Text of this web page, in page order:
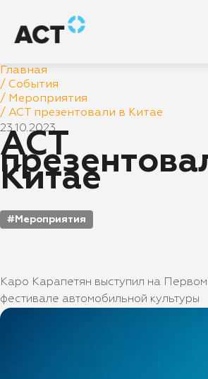
Главная
/ События
/ Мероприятия
/ АСТ презентовали в Китае
23.10.2023
АСТ
Китае
Мероприятия
Каро Карапетян выступил на
фестивале автомобильной культуры